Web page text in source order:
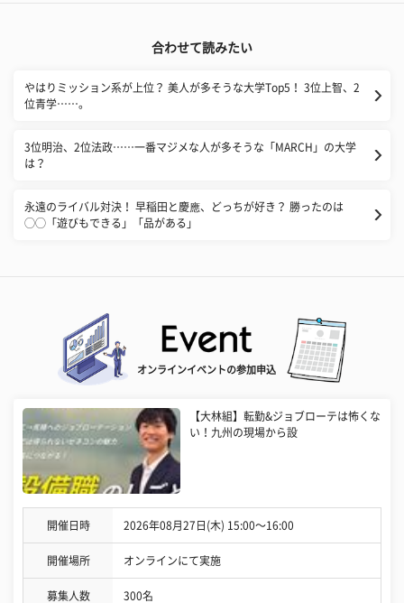
合わせて読みたい
やはりミッション系が上位？ 美人が多そうな大学Top5！ 3位上智、2
位青学……。
3位明治、2位法政……一番マジメな人が多そうな「MARCH」の大学
は？
永遠のライバル対決！ 早稲田と慶應、どっちが好き？ 勝ったのは
◯◯「遊びもできる」「品がある」
オンラインイベントの参加申込
【大林組】転勤&ジョブローテは怖くな
い！九州の現場から設
開催日時 2026年08月27日(木) 15:00〜16:00
開催場所 オンラインにて実施
募集人数 300名